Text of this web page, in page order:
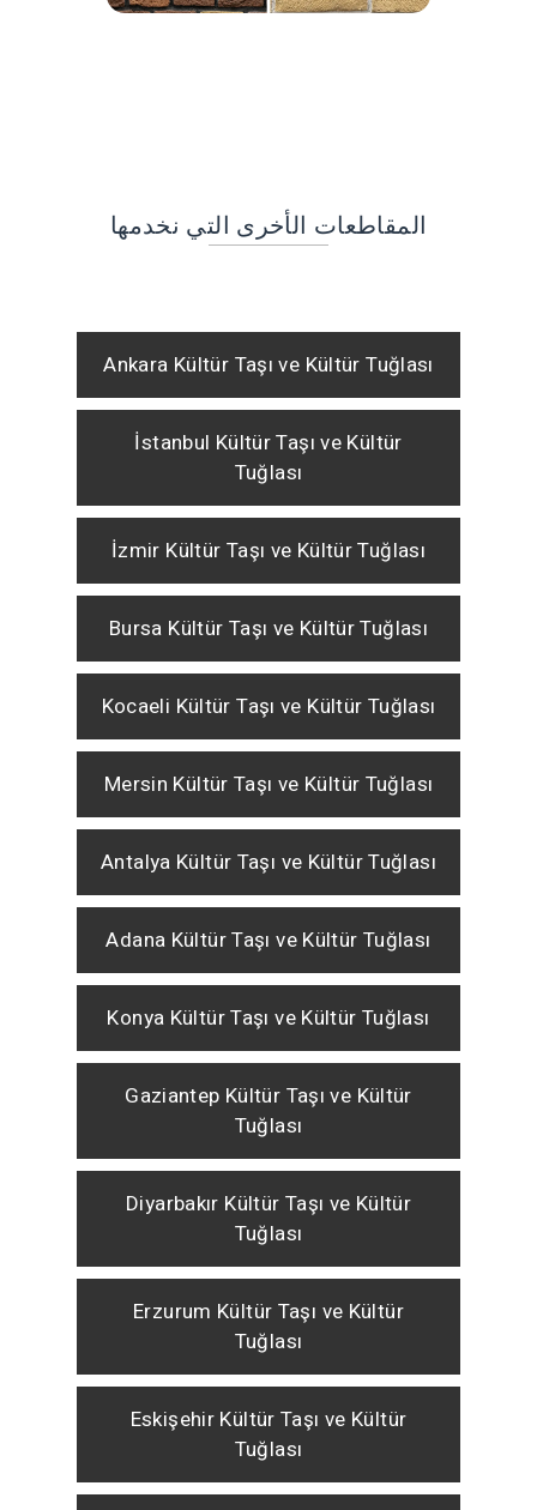
المقاطعات الأخرى التي نخدمها
Ankara Kültür Taşı ve Kültür Tuğlası
İstanbul Kültür Taşı ve Kültür
Tuğlası
İzmir Kültür Taşı ve Kültür Tuğlası
Bursa Kültür Taşı ve Kültür Tuğlası
Kocaeli Kültür Taşı ve Kültür Tuğlası
Mersin Kültür Taşı ve Kültür Tuğlası
Antalya Kültür Taşı ve Kültür Tuğlası
Adana Kültür Taşı ve Kültür Tuğlası
Konya Kültür Taşı ve Kültür Tuğlası
Gaziantep Kültür Taşı ve Kültür
Tuğlası
Diyarbakır Kültür Taşı ve Kültür
Tuğlası
Erzurum Kültür Taşı ve Kültür
Tuğlası
Eskişehir Kültür Taşı ve Kültür
Tuğlası